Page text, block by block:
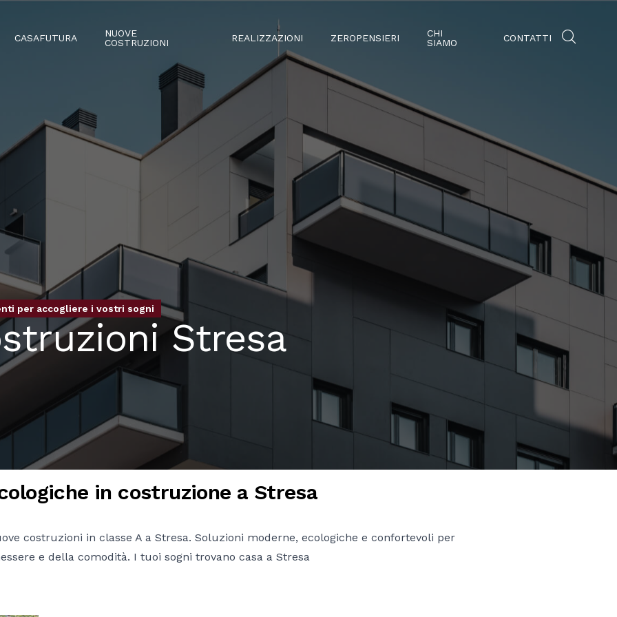
CASAFUTURA
NUOVE
COSTRUZIONI
REALIZZAZIONI ZEROPENSIERI
CHI
SIAMO
CONTATTI
per accogliere i vostri sogni
Stresa
in costruzione a Stresa
costruzioni in classe A a Stresa. Soluzioni moderne, ecologiche e confortevoli per
e della comodità. I tuoi sogni trovano casa a Stresa